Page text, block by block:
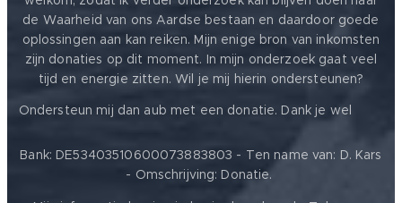
de Waarheid van ons Aardse bestaan en daardoor goede
oplossingen aan kan reiken. Mijn enige bron van inkomsten
zijn donaties op dit moment. In mijn onderzoek gaat veel
tijd en energie zitten. Wil je mij hierin ondersteunen?
Ondersteun mij dan aub met een donatie. Dank je wel
Bank: DE53403510600073883803 - Ten name van: D. Kars
- Omschrijving: Donatie.